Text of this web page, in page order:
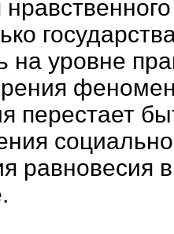
на уровне
перестает
равновесия